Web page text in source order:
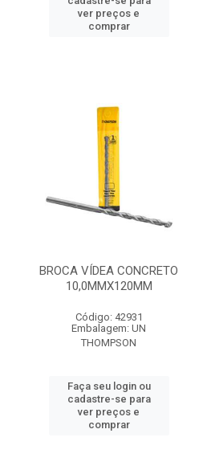
ver preços e
comprar
BROCA VÍDEA CONCRETO
10,0MMX120MM
Código: 42931
Embalagem: UN
THOMPSON
Faça seu login ou
cadastre-se para
ver preços e
comprar